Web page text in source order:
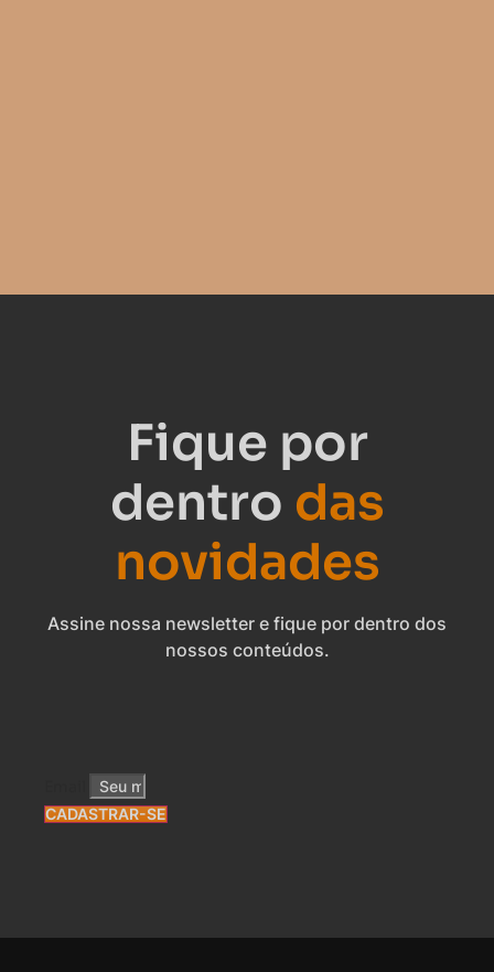
Fique por
dentro das
novidades
Assine nossa newsletter e fique por dentro dos
nossos conteúdos.
CADASTRAR-SE